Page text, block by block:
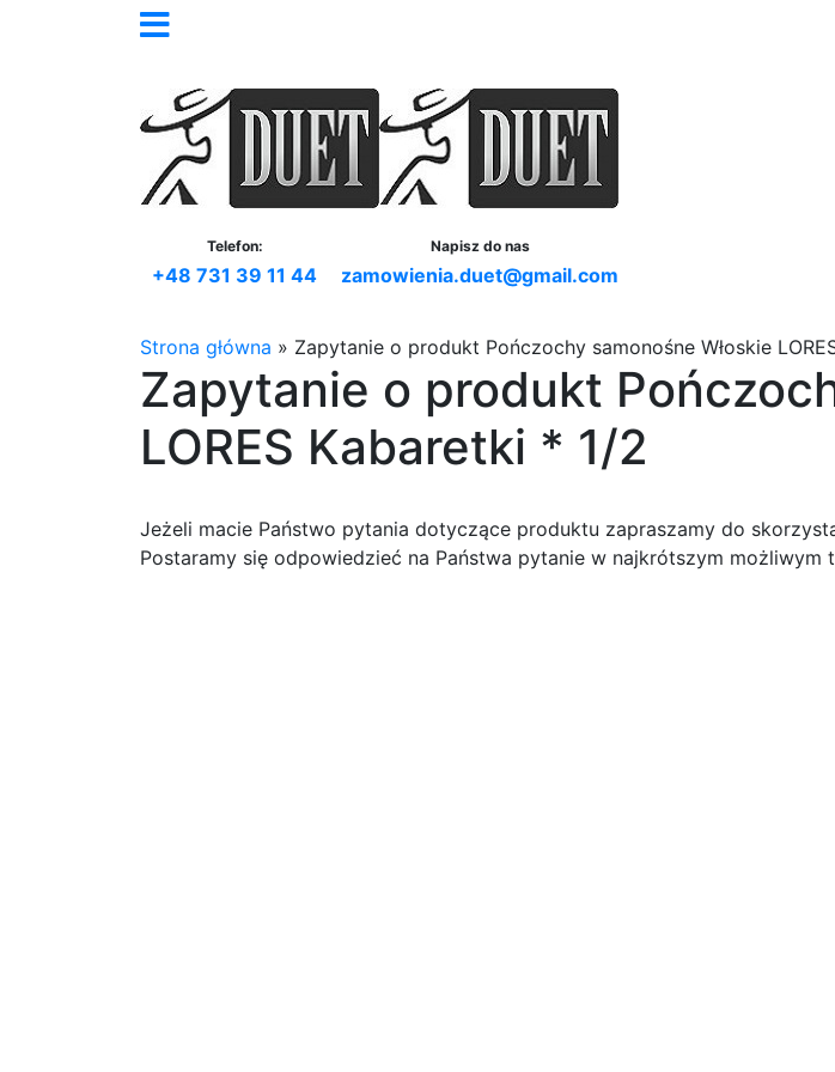
Telefon:
+48 731 39 11 44
Napisz do nas
zamowienia.duet@gmail.com
Strona główna » Zapytanie o produkt Pończochy samonośne Włoskie
Zapytanie o produkt
LORES Kabaretki * 1/2
Jeżeli macie Państwo pytania dotyczące produktu zapraszamy do
Postaramy się odpowiedzieć na Państwa pytanie w najkrótszym możliwym